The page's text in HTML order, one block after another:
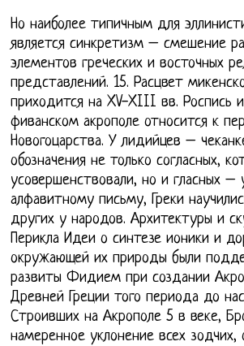
Но наиболее типичным для
является синкретизм – смешение
элементов греческих и восточных
представлений. 15. Расцвет
приходится на XV-XIII вв. Роспись
фиванском акрополе относится к
Новогоцарства. У лидийцев –
обозначения не только согласных,
усовершенствовали, но и гласных
алфавитному письму, Греки
других у народов. Архитектуры и
Перикла Идеи о синтезе ионики и
окружающей их природы были
развиты Фидием при создании
Древней Греции того периода до
Строивших на Акрополе 5 в веке,
намеренное уклонение всех зодчих,